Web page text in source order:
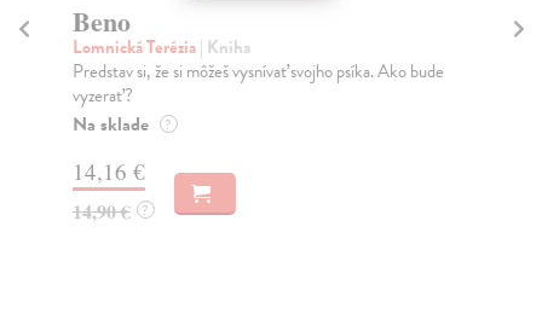
Beno
Lomnická Terézia| Kniha
Predstav si, že si môžeš vysnívať svojho psíka. Ako bude
vyzerať?
Na sklade ?
14,16 €
14,90 € ?